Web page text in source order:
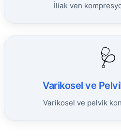
İliak ven
🩺
Varikosel ve
Varikosel ve pelvik